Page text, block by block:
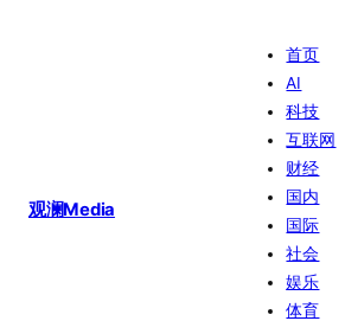
观澜Media
首页
AI
科技
互联网
财经
国内
国际
社会
娱乐
体育